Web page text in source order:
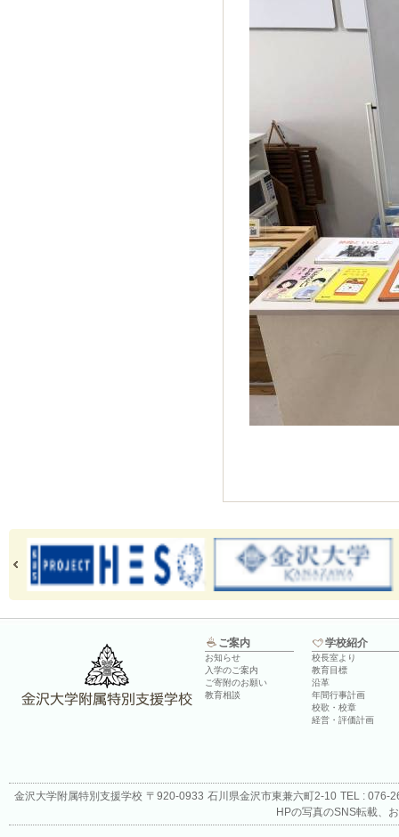
ご案内
お知らせ
入学のご案内
ご寄附のお願い
教育相談
学校紹介
校長室より
教育目標
沿革
年間行事計画
校歌・校章
経営・評価計画
金沢大学附属特別支援学校 〒920-0933 石川県金沢市東兼六町2-10 TEL : 076-
HPの写真のSNS転載、